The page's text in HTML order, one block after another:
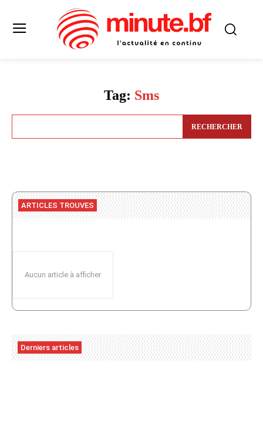
Tag: Sms
RECHERCHER
ARTICLES TROUVES
Aucun article à afficher
Derniers articles